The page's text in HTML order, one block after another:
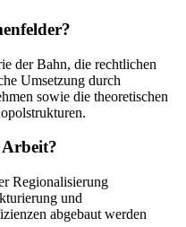
der Bahn, die rechtlichen
Umsetzung durch
sowie die theoretischen
Regionalisierung
und
abgebaut werden